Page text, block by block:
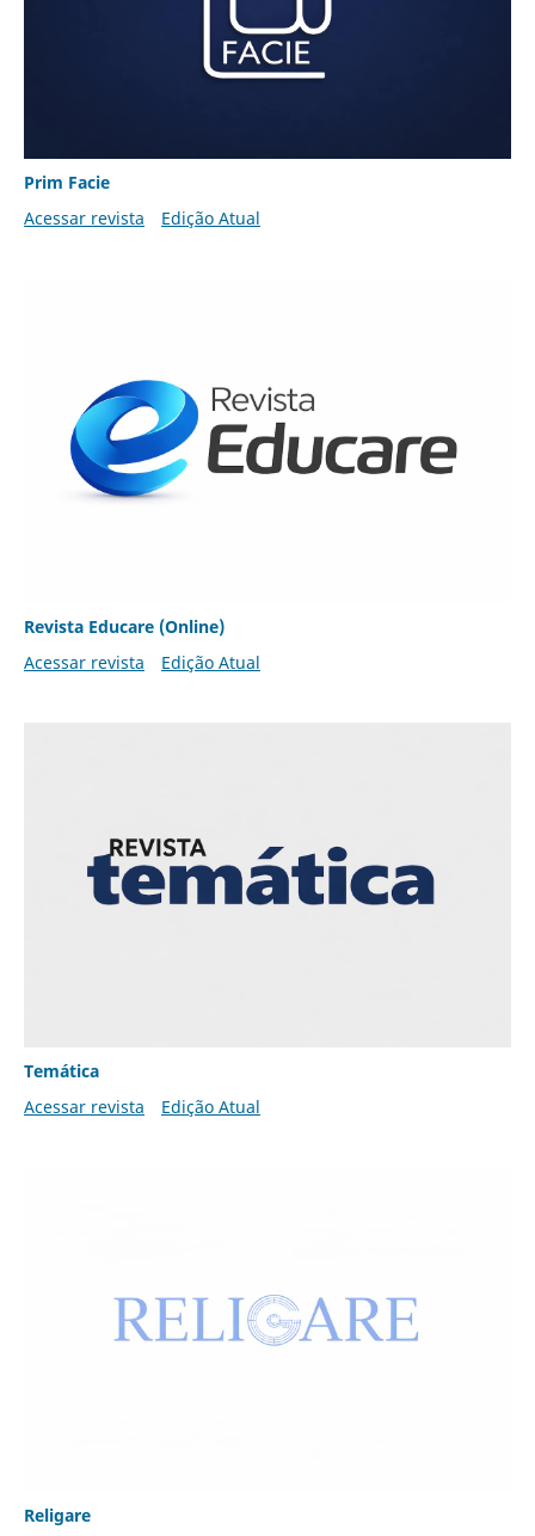
Prim Facie
Acessar revista
Edição Atual
Revista Educare (Online)
Acessar revista
Edição Atual
Temática
Acessar revista
Edição Atual
Religare